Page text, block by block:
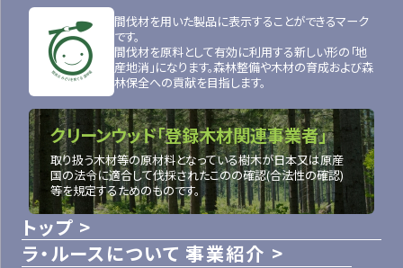
トップ
ラ・ルースについて 事業紹介
間伐材を用いた製品に表示することができるマーク
です。
間伐材を原料として有効に利用する新しい形の「地
産地消」になります。森林整備や木材の育成および森
林保全への貢献を目指します。
クリーンウッド「登録木材関連事業者」
取り扱う木材等の原材料となっている樹木が日本又は原産
国の法令に適合して伐採されたこのの確認(合法性の確認)
等を規定するためのものです。